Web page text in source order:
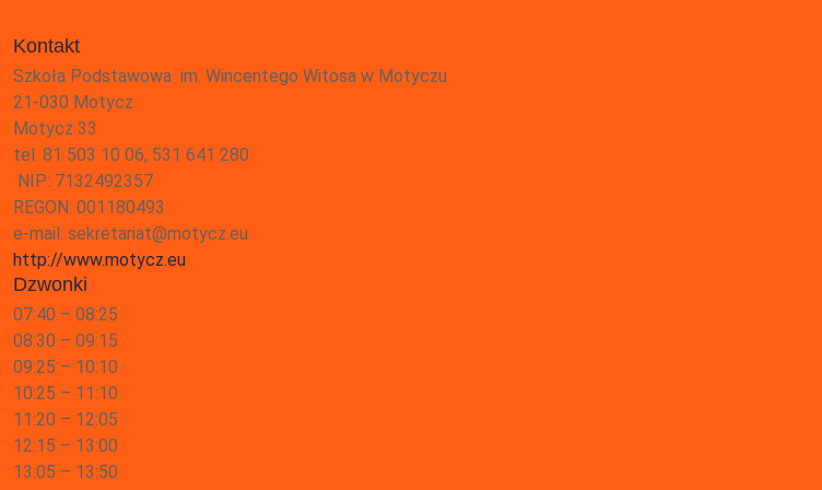
Kontakt
Szkoła Podstawowa im. Wincentego Witosa w Motyczu
21-030 Motycz
Motycz 33
tel. 81 503 10 06, 531 641 280
NIP: 7132492357
REGON: 001180493
e-mail: sekretariat@motycz.eu
http://www.motycz.eu
Dzwonki
07:40 – 08:25
08:30 – 09:15
09:25 – 10:10
10:25 – 11:10
11:20 – 12:05
12:15 – 13:00
13:05 – 13:50